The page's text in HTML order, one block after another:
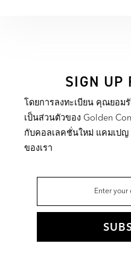
SIGN UP
โดยการลงทะเบียน คุณยอม
เป็นส่วนตัวของ Golden
กับคอลเลคชั่นใหม่ แคมเปญ
ของเรา